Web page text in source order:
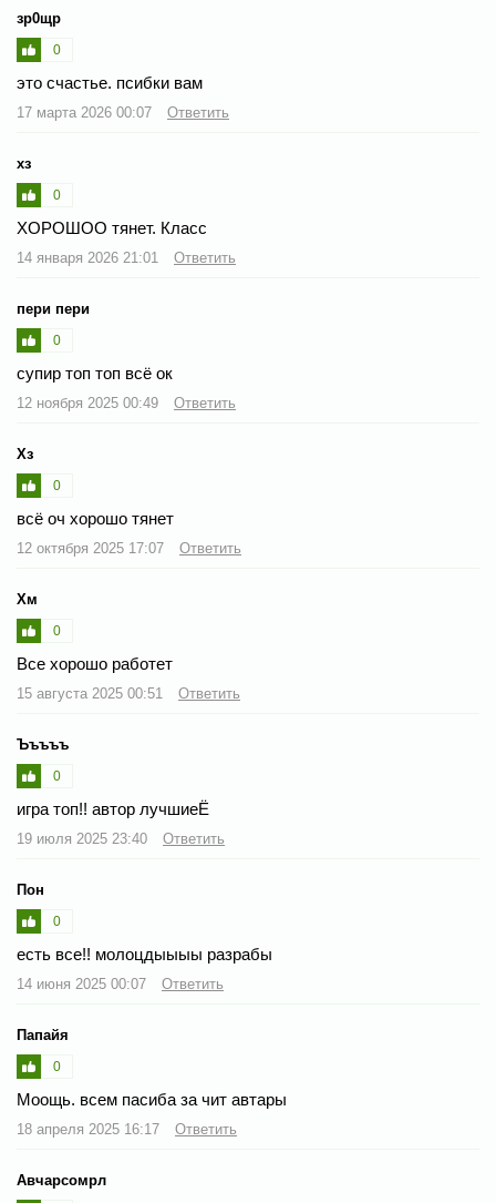
зр0щр
0
это счастье. псибки вам
17 марта 2026 00:07 Ответить
хз
0
ХОРОШОО тянет. Класс
14 января 2026 21:01 Ответить
пери пери
0
супир топ топ всё ок
12 ноября 2025 00:49 Ответить
Хз
0
всё оч хорошо тянет
12 октября 2025 17:07 Ответить
Хм
0
Все хорошо работет
15 августа 2025 00:51 Ответить
Ъъъъъ
0
игра топ!! автор лучшиеЁ
19 июля 2025 23:40 Ответить
Пон
0
есть все!! молоцдыыыы разрабы
14 июня 2025 00:07 Ответить
Папайя
0
Моощь. всем пасиба за чит автары
18 апреля 2025 16:17 Ответить
Авчарсомрл